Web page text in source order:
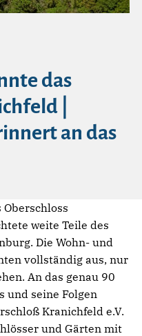
das
|
an das
weite Teile des
Die Wohn- und
vollständig aus, nur
An das genau 90
und seine Folgen
Kranichfeld e.V.
und Gärten mit